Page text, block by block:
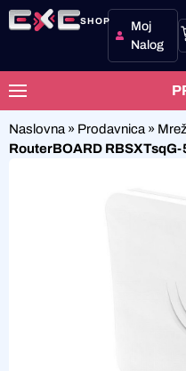
SHOP
Moj
Nalog
Naslovna » Prodavnica »
RouterBOARD